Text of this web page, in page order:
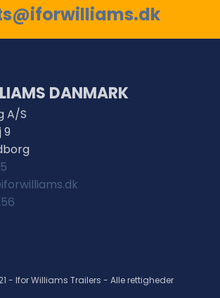
DANMARK
A/S
9
- Ifor Williams Trailers - Alle rettigheder